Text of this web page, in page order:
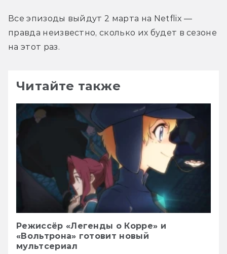
Все эпизоды выйдут 2 марта на Netflix —
правда неизвестно, сколько их будет в сезоне
на этот раз.
Читайте также
Режиссёр «Легенды о Корре» и
«Вольтрона» готовит новый
мультсериал